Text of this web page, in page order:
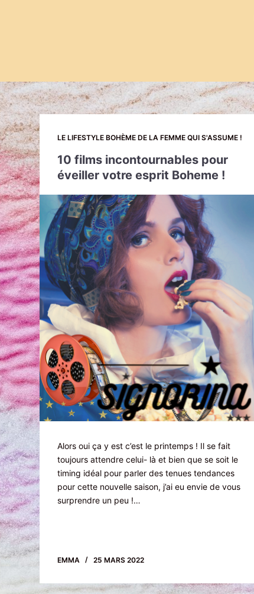
LE LIFESTYLE BOHÈME DE LA FEMME QUI S'ASSUME !
10 films incontournables pour
éveiller votre esprit Boheme !
Alors oui ça y est c’est le printemps ! Il se fait
toujours attendre celui- là et bien que se soit le
timing idéal pour parler des tenues tendances
pour cette nouvelle saison, j’ai eu envie de vous
surprendre un peu !…
EMMA 25 MARS 2022